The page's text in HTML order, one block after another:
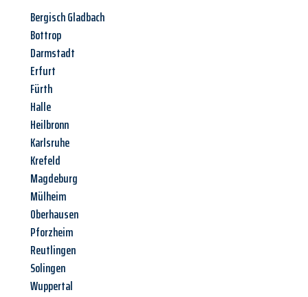
Bergisch Gladbach
Bottrop
Darmstadt
Erfurt
Fürth
Halle
Heilbronn
Karlsruhe
Krefeld
Magdeburg
Mülheim
Oberhausen
Pforzheim
Reutlingen
Solingen
Wuppertal